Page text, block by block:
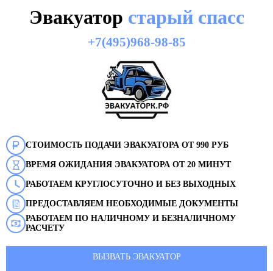
Эвакуатор старый спасс
+7(495)968-98-85
СТОИМОСТЬ ПОДАЧИ ЭВАКУАТОРА ОТ 990 РУБ
ВРЕМЯ ОЖИДАНИЯ ЭВАКУАТОРА ОТ 20 МИНУТ
РАБОТАЕМ КРУГЛОСУТОЧНО И БЕЗ ВЫХОДНЫХ
ПРЕДОСТАВЛЯЕМ НЕОБХОДИМЫЕ ДОКУМЕНТЫ
РАБОТАЕМ ПО НАЛИЧНОМУ И БЕЗНАЛИЧНОМУ
РАСЧЕТУ
ВЫЗВАТЬ ЭВАКУАТОР